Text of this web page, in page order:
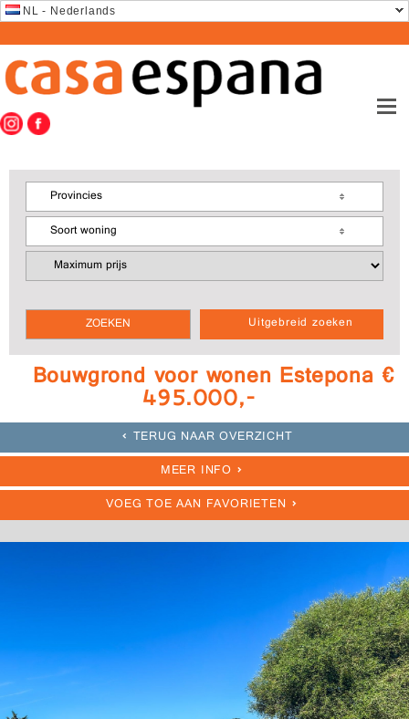
NL - Nederlands
Uitgebreid zoeken
Provincies
Soort woning
Bouwgrond voor wonen Estepona €
495.000,-
TERUG NAAR OVERZICHT
MEER INFO
VOEG TOE AAN FAVORIETEN